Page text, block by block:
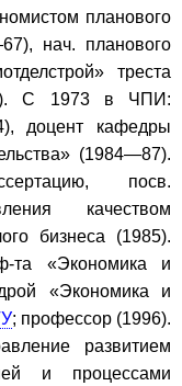
планового
нач. планового
треста
С 1973 в ЧПИ:
доцент кафедры
(1984—87).
посв.
качеством
бизнеса (1985).
та «Экономика и
«Экономика и
; профессор (1996).
развитием
и процессами